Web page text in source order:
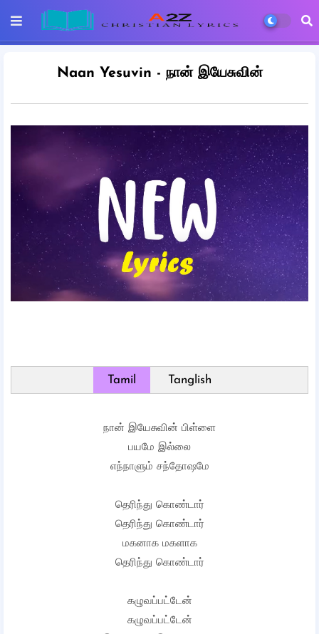
Naan Yesuvin - நான் இயேசுவின்
Tamil Tanglish
நான் இயேசுவின் பிள்ளை
பயமே இல்லை
எந்நாளும் சந்தோஷமே
தெரிந்து கொண்டார்
தெரிந்து கொண்டார்
மகனாக மகளாக
தெரிந்து கொண்டார்
கழுவப்பட்டேன்
கழுவப்பட்டேன்